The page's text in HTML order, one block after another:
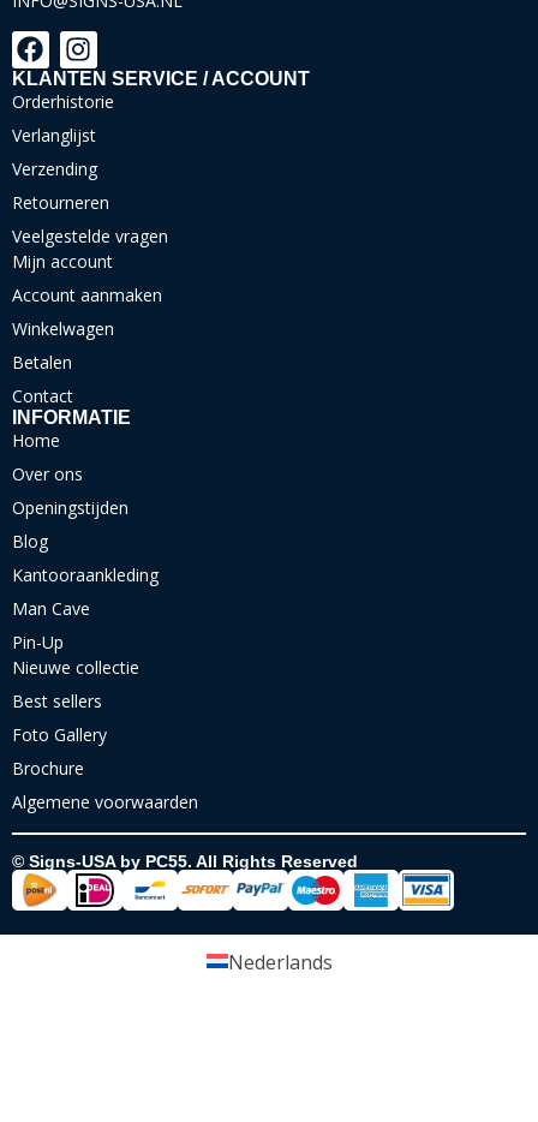
KLANTEN SERVICE / ACCOUNT
Orderhistorie
Verlanglijst
Verzending
Retourneren
Veelgestelde vragen
Mijn account
Account aanmaken
Winkelwagen
Betalen
Contact
INFORMATIE
Home
Over ons
Openingstijden
Blog
Kantooraankleding
Man Cave
Pin-Up
Nieuwe collectie
Best sellers
Foto Gallery
Brochure
Algemene voorwaarden
© Signs-USA by PC55. All Rights Reserved
Nederlands